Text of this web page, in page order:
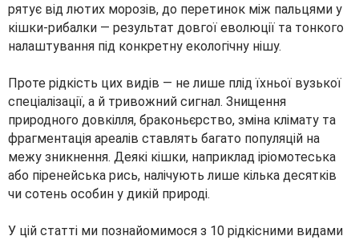
рятує від лютих морозів, до перетинок між пальцями у
кішки-рибалки — результат довгої еволюції та тонкого
налаштування під конкретну екологічну нішу.
Проте рідкість цих видів — не лише плід їхньої вузької
спеціалізації, а й тривожний сигнал. Знищення
природного довкілля, браконьєрство, зміна клімату та
фрагментація ареалів ставлять багато популяцій на
межу зникнення. Деякі кішки, наприклад іріомотеська
або піренейська рись, налічують лише кілька десятків
чи сотень особин у дикій природі.
У цій статті ми познайомимося з 10 рідкісними видами